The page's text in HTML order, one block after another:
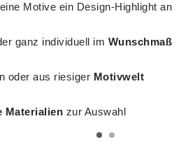
Motive ein Design-Highlight an
ganz individuell im Wunschmaß
oder aus riesiger Motivwelt
Materialien zur Auswahl